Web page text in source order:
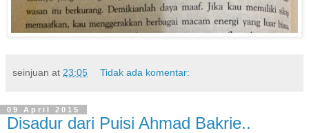
seinjuan at 23:05 Tidak ada komentar:
09 April 2015
Disadur dari Puisi Ahmad Bakrie..